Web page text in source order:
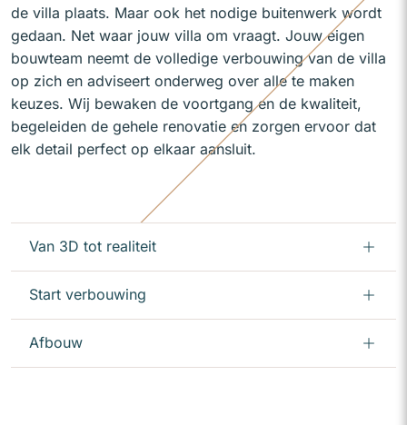
de villa plaats. Maar ook het nodige buitenwerk wordt
gedaan. Net waar jouw villa om vraagt. Jouw eigen
bouwteam neemt de volledige verbouwing van de villa
op zich en adviseert onderweg over alle te maken
keuzes. Wij bewaken de voortgang en de kwaliteit,
begeleiden de gehele renovatie en zorgen ervoor dat
elk detail perfect op elkaar aansluit.
Van 3D tot realiteit
Start verbouwing
Afbouw